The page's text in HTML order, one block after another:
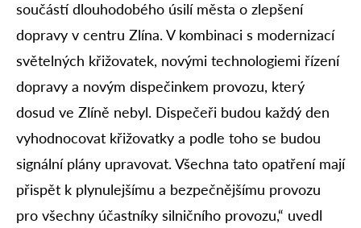
součástí dlouhodobého úsilí města o zlepšení
dopravy v centru Zlína. V kombinaci s modernizací
světelných křižovatek, novými technologiemi řízení
dopravy a novým dispečinkem provozu, který
dosud ve Zlíně nebyl. Dispečeři budou každý den
vyhodnocovat křižovatky a podle toho se budou
signální plány upravovat. Všechna tato opatření mají
přispět k plynulejšímu a bezpečnějšímu provozu
pro všechny účastníky silničního provozu,“ uvedl